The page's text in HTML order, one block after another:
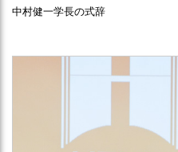
中村健一学長の式辞